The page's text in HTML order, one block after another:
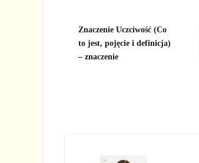
Znaczenie Uczciwość (Co
to jest, pojęcie i definicja)
– znaczenie